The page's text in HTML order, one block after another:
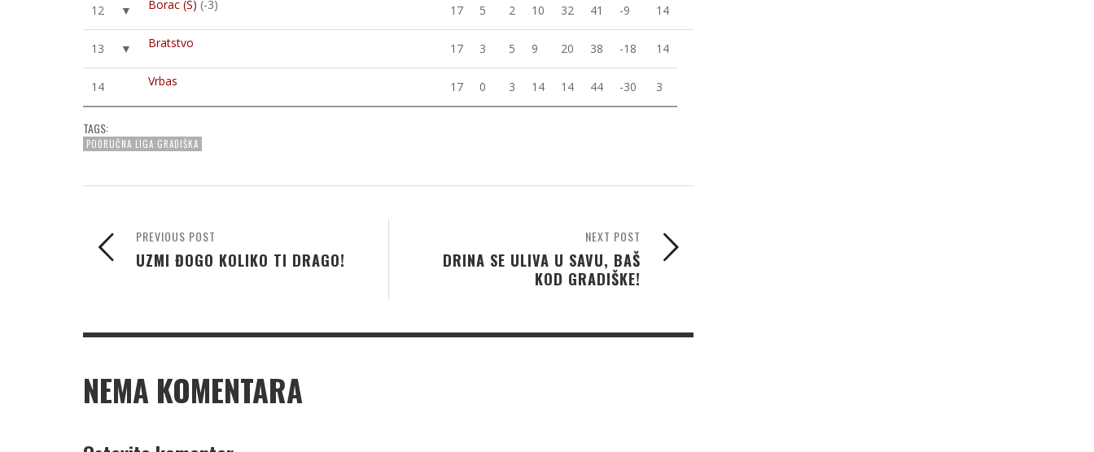
12 ▼ Borac (Š) (-3) 17 5 2 10 32 41 -9 14
13 ▼ Bratstvo 17 3 5 9 20 38 -18 14
14 Vrbas 17 0 3 14 14 44 -30 3
TAGS:
PODRUČNA LIGA GRADIŠKA
NEXT POST
DRINA SE ULIVA U SAVU, BAŠ
KOD GRADIŠKE!
PREVIOUS POST
UZMI ĐOGO KOLIKO TI DRAGO!
NEMA KOMENTARA